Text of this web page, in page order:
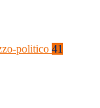
politico 41